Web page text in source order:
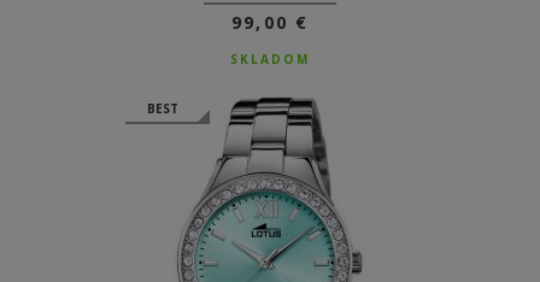
99,00 €
SKLADOM
BEST